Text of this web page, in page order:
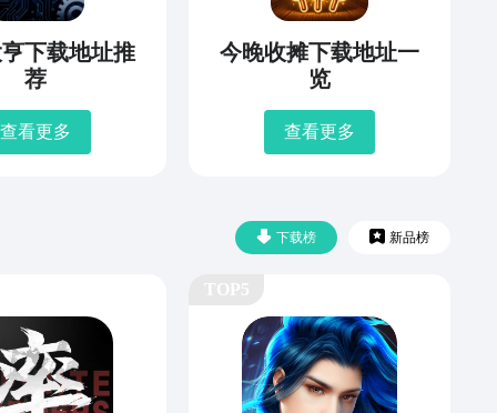
下载地址推
荐
查看更多
今晚收摊下载地址一
览
查看更多
下载榜 新品榜